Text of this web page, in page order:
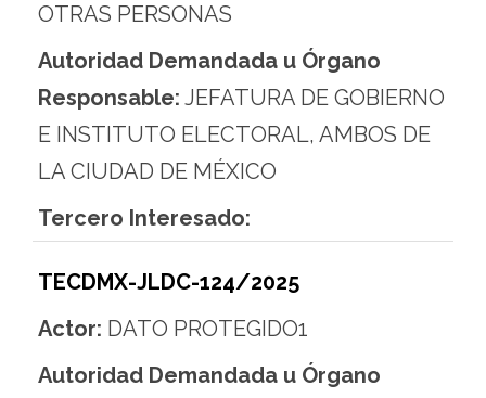
OTRAS PERSONAS
Autoridad Demandada u Órgano
Responsable: JEFATURA DE GOBIERNO
E INSTITUTO ELECTORAL, AMBOS DE
LA CIUDAD DE MÉXICO
Tercero Interesado:
TECDMX-JLDC-124/2025
Actor: DATO PROTEGIDO1
Autoridad Demandada u Órgano